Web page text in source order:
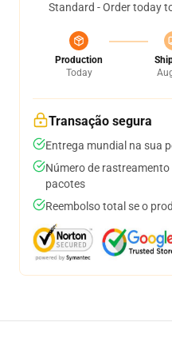
Standard - Order today
Production
Today
Transação segura
Entrega mundial na sua
Número de
pacotes
Reembolso total se o